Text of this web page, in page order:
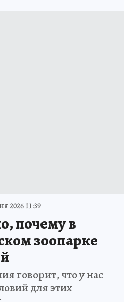
2026 11:39
почему в
зоопарке
говорит, что у нас
для этих